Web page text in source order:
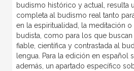
budismo histórico y actual, resulta
completa al budismo real tanto
en la espiritualidad, la meditación
budista, como para los que
fiable, científica y contrastada al
lengua. Para la edición en español
además, un apartado específico